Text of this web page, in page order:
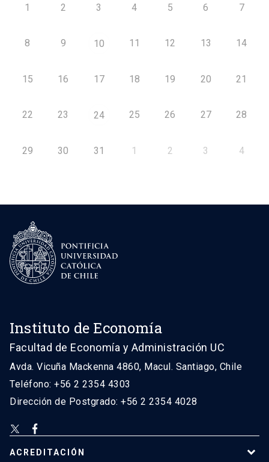
1 2 3 4 5 6 7
8 9 10 11 12 13 14
15 16 17 18 19 20 21
22 23 24 25 26 27 28
29 30 31 1 2 3 4
Instituto de Economía
Facultad de Economía y Administración UC
Avda. Vicuña Mackenna 4860, Macul. Santiago, Chile
Teléfono: +56 2 2354 4303
Dirección de Postgrado: +56 2 2354 4028
ACREDITACIÓN